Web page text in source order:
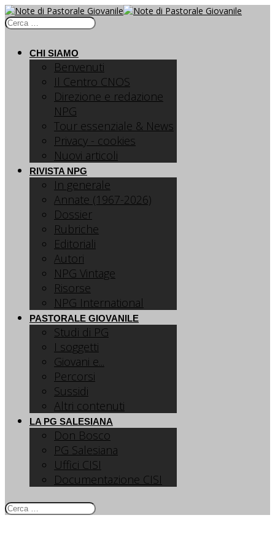
CHI SIAMO
Benvenuti
Il Centro CNOS
Direzione e redazione
NPG
Tour essenziale & News
Privacy - cookies
Nuovi articoli
RIVISTA NPG
In generale
Annate (1967-2026)
Dossier
Rubriche
Editoriali
Autori
NPG Vintage
Risorse
NPG International
PASTORALE GIOVANILE
Studi di PG
I soggetti
Giovani e...
Percorsi
Sussidi
Altri contenuti
LA PG SALESIANA
Don Bosco
PG Salesiana
Uffici CISI
Documentazione CISI